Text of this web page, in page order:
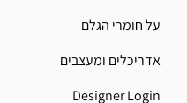
על חומרי הגלם
אדריכלים ומעצבים
Designer Login